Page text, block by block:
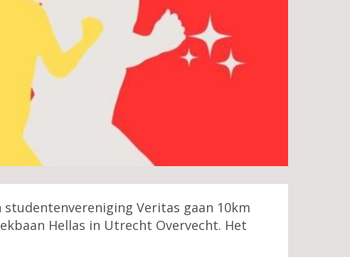
Veritas gaan 10km
Hellas in Utrecht Overvecht. Het